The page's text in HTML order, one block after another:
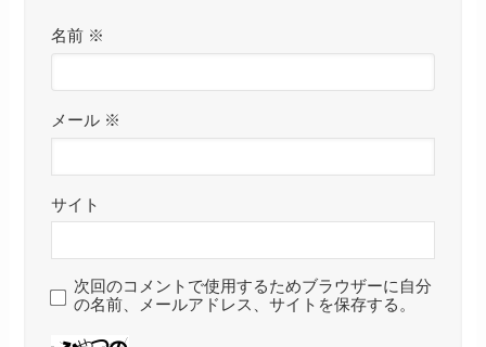
名前 ※
メール ※
サイト
次回のコメントで使用するためブラウザーに自分
の名前、メールアドレス、サイトを保存する。